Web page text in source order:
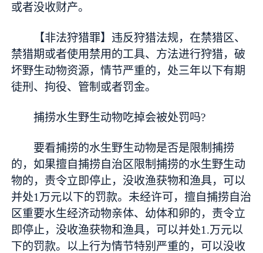
或者没收财产。
【非法狩猎罪】违反狩猎法规，在禁猎区、
禁猎期或者使用禁用的工具、方法进行狩猎，破
坏野生动物资源，情节严重的，处三年以下有期
徒刑、拘役、管制或者罚金。
捕捞水生野生动物吃掉会被处罚吗?
要看捕捞的水生野生动物是否是限制捕捞
的，如果擅自捕捞自治区限制捕捞的水生野生动
物的，责令立即停止，没收渔获物和渔具，可以
并处1万元以下的罚款。未经许可，擅自捕捞自治
区重要水生经济动物亲体、幼体和卵的，责令立
即停止，没收渔获物和渔具，可以并处1.万元以
下的罚款。以上行为情节特别严重的，可以没收